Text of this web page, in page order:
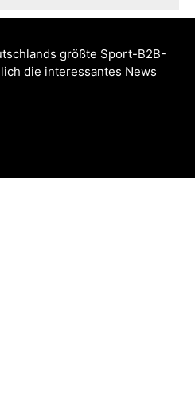
größte Sport-B2B-
die interessantes News